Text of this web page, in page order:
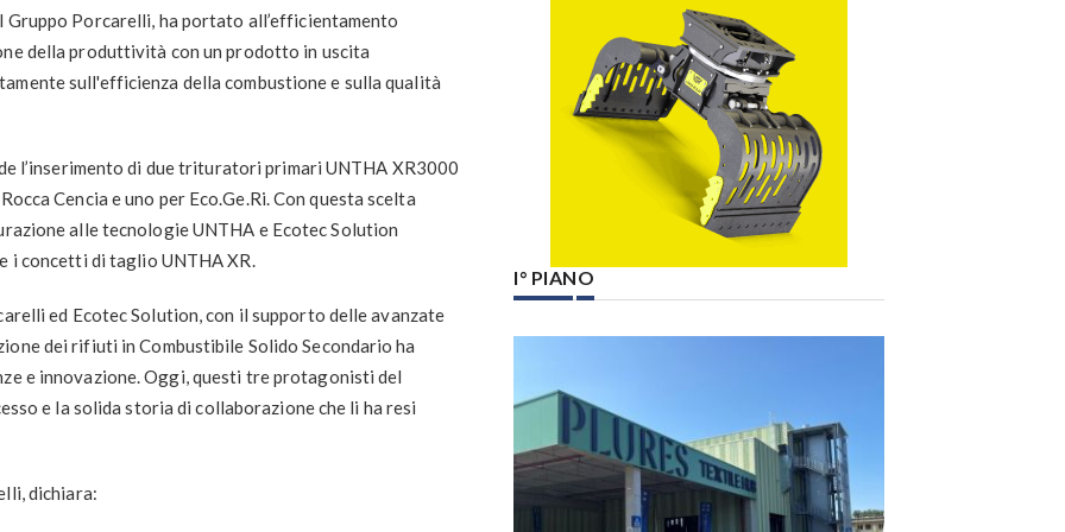
Porcarelli, ha portato all’efficientamento
della produttività con un prodotto in uscita
sull'efficienza della combustione e sulla qualità
l’inserimento di due trituratori primari UNTHA XR3000
Cencia e uno per Eco.Ge.Ri. Con questa scelta
alle tecnologie UNTHA e Ecotec Solution
i concetti di taglio UNTHA XR.
ed Ecotec Solution, con il supporto delle avanzate
dei rifiuti in Combustibile Solido Secondario ha
e innovazione. Oggi, questi tre protagonisti del
e la solida storia di collaborazione che li ha resi
dichiara:
I° PIANO